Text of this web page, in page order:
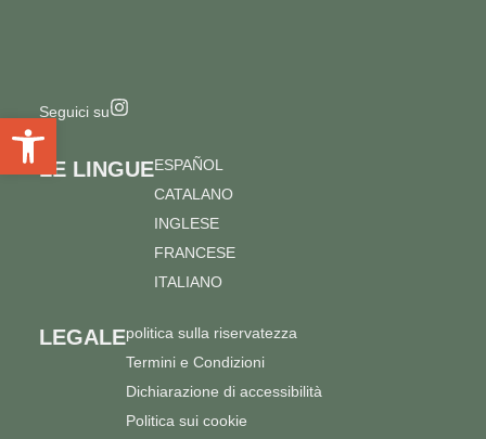
Seguici su
LE LINGUEESPAÑOL
CATALANO
INGLESE
FRANCESE
ITALIANO
LEGALEpolitica sulla riservatezza
Termini e Condizioni
Dichiarazione di accessibilità
Politica sui cookie
Apri la barra degli strumenti